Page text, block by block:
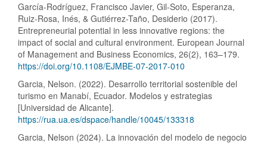
García-Rodríguez, Francisco Javier, Gil-Soto, Esperanza,
Ruiz-Rosa, Inés, & Gutiérrez-Taño, Desiderio (2017).
Entrepreneurial potential in less innovative regions: the
impact of social and cultural environment. European Journal
of Management and Business Economics, 26(2), 163–179.
https://doi.org/10.1108/EJMBE-07-2017-010
Garcia, Nelson. (2022). Desarrollo territorial sostenible del
turismo en Manabí, Ecuador. Modelos y estrategias
[Universidad de Alicante].
https://rua.ua.es/dspace/handle/10045/133318
Garcia, Nelson (2024). La innovación del modelo de negocio